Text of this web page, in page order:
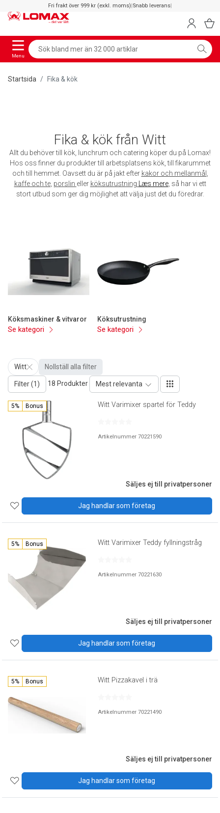
Fri frakt över 999 kr (exkl. moms)|Snabb leverans|
Menu
Startsida Fika & kök
Fika & kök från Witt
Allt du behöver till kök, lunchrum och catering köper du på Lomax!
Hos oss finner du produkter till arbetsplatsens kök, till fikarummet
och till hemmet. Oavsett du är på jakt efter kakor och mellanmål
kaffe och te, porslin eller köksutrustning Læs mere, så har vi ett
stort utbud som ger dig möjlighet att välja just det du föredrar.
Köksmaskiner & vitvaror
Se kategori
Köksutrustning
Se kategori
Witt Nollställ alla filter
Filter (1) 18 Produkter Mest relevanta
5% Bonus Witt Varimixer spartel för Teddy
Artikelnummer 70221590
Säljes ej till privatpersoner
Jag handlar som företag
5% Bonus Witt Varimixer Teddy fyllningstråg
Artikelnummer 70221630
Säljes ej till privatpersoner
Jag handlar som företag
5% Bonus Witt Pizzakavel i trä
Artikelnummer 70221490
Säljes ej till privatpersoner
Jag handlar som företag